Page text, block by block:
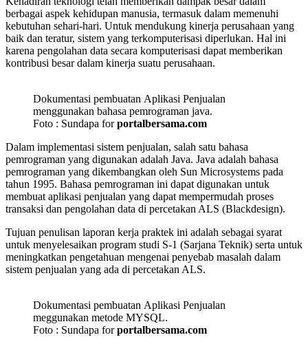
berbagai aspek kehidupan manusia, termasuk dalam memenuhi
kebutuhan sehari-hari. Untuk mendukung kinerja perusahaan yang
baik dan teratur, sistem yang terkomputerisasi diperlukan. Hal ini
karena pengolahan data secara komputerisasi dapat memberikan
kontribusi besar dalam kinerja suatu perusahaan.
Dokumentasi pembuatan Aplikasi Penjualan
menggunakan bahasa pemrograman java.
Foto : Sundapa forportalbersama.com
Dalam implementasi sistem penjualan, salah satu bahasa
pemrograman yang digunakan adalah Java. Java adalah bahasa
pemrograman yang dikembangkan oleh Sun Microsystems pada
tahun 1995. Bahasa pemrograman ini dapat digunakan untuk
membuat aplikasi penjualan yang dapat mempermudah proses
transaksi dan pengolahan data di percetakan ALS (Blackdesign).
Tujuan penulisan laporan kerja praktek ini adalah sebagai syarat
untuk menyelesaikan program studi S-1 (Sarjana Teknik) serta untuk
meningkatkan pengetahuan mengenai penyebab masalah dalam
sistem penjualan yang ada di percetakan ALS.
Dokumentasi pembuatan Aplikasi Penjualan
meggunakan metode MYSQL.
Foto : Sundapa forportalbersama.com